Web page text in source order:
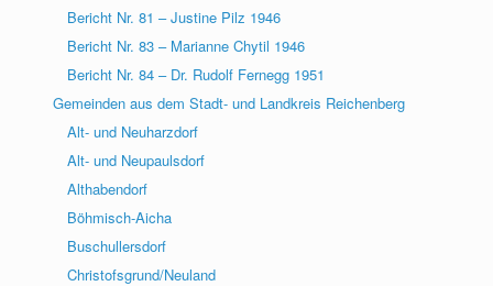
Bericht Nr. 81 – Justine Pilz 1946
Bericht Nr. 83 – Marianne Chytil 1946
Bericht Nr. 84 – Dr. Rudolf Fernegg 1951
Gemeinden aus dem Stadt- und Landkreis Reichenberg
Alt- und Neuharzdorf
Alt- und Neupaulsdorf
Althabendorf
Böhmisch-Aicha
Buschullersdorf
Christofsgrund/Neuland